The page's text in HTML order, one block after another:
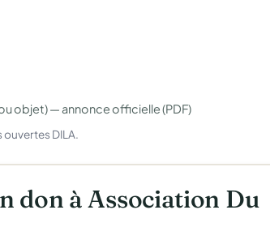
objet) — annonce officielle (PDF)
DILA.
don à Association Du